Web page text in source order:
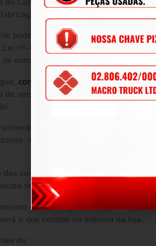
e vícios do produto adquirido.
poderá escolher dentre as opções
nº- 8.078/1990, ou, ainda, a
outro produto de valor superior.
consulte nossos vendedores, e é
de venda e cobre eventuais defeitos
As despesas de frete ficarão a
condições desta garantia, outra
sem qualquer acréscimo.
que foi pago pela peça na época
o que constar no sistema da loja.
de: